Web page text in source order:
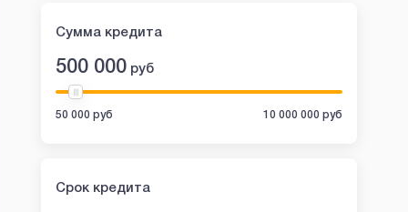
Сумма кредита
500 000 руб
50 000 руб 10 000 000 руб
Срок кредита